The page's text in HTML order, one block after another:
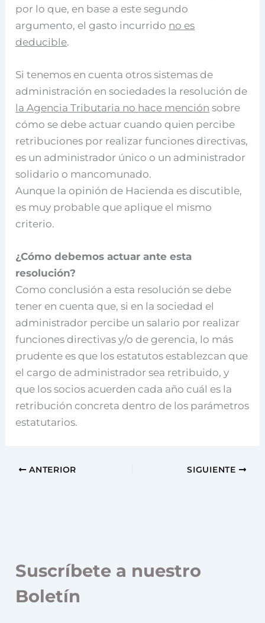
por lo que, en base a este segundo
argumento, el gasto incurrido no es
deducible.
Si tenemos en cuenta otros sistemas de
administración en sociedades la resolución de
la Agencia Tributaria no hace mención sobre
cómo se debe actuar cuando quien percibe
retribuciones por realizar funciones directivas,
es un administrador único o un administrador
solidario o mancomunado.
Aunque la opinión de Hacienda es discutible,
es muy probable que aplique el mismo
criterio.
¿Cómo debemos actuar ante esta
resolución?
Como conclusión a esta resolución se debe
tener en cuenta que, si en la sociedad el
administrador percibe un salario por realizar
funciones directivas y/o de gerencia, lo más
prudente es que los estatutos establezcan que
el cargo de administrador sea retribuido, y
que los socios acuerden cada año cuál es la
retribución concreta dentro de los parámetros
estatutarios.
ANTERIOR SIGUIENTE
Suscríbete a nuestro
Boletín